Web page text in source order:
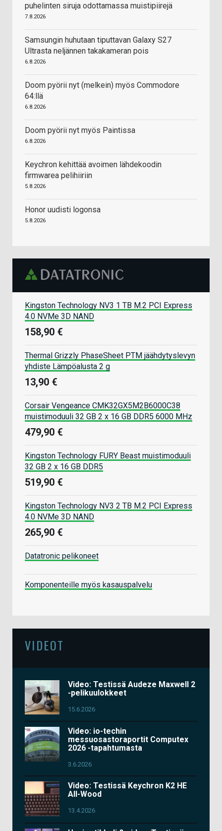
puhelinten siruja odottamassa muistipiirejä
7.8.2026
Samsungin huhutaan tiputtavan Galaxy S27
Ultrasta neljännen takakameran pois
6.8.2026
Doom pyörii nyt (melkein) myös Commodore
64:llä
6.8.2026
Doom pyörii nyt myös Paintissa
6.8.2026
Keychron kehittää avoimen lähdekoodin
firmwarea pelihiiriin
5.8.2026
Honor uudisti logonsa
5.8.2026
Kingston Technology NV3 1 TB M.2 PCI Express
4.0 NVMe 3D NAND
158,90 €
Thermal Grizzly PhaseSheet PTM jäähdytyslevyn
yhdiste Lämpöalusta 2 g
13,90 €
Corsair Vengeance CMK32GX5M2B6000C38
muistimoduuli 32 GB 2 x 16 GB DDR5 6000 MHz
479,90 €
Kingston Technology FURY Beast muistimoduuli
32 GB 2 x 16 GB DDR5
519,90 €
Kingston Technology NV3 2 TB M.2 PCI Express
4.0 NVMe 3D NAND
265,90 €
Datatronic pelikoneet
Komponenteille myös kasauspalvelu
VIDEOT
Video: Testissä Audeze Maxwell 2
-pelikuulokkeet
15.6.2026
Video: io-techin
messuosastoraportit Computex
2026 -tapahtumasta
3.6.2026
Video: Testissä Keychron K2 HE
All-Wood
13.4.2026